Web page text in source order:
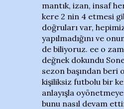
mantık, izan, insaf
kere 2 nin 4 etmesi
doğruları var,
yapılmadığını ve
de biliyoruz. ee o
değnek dokundu
sezon başından beri
kişiliksiz futbolu bir
anlayışla oyönetmeye
bunu nasıl devam